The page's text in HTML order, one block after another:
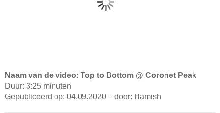
Naam van de video: Top to Bottom @ Coronet Peak
Duur: 3:25 minuten
Gepubliceerd op: 04.09.2020 – door: Hamish